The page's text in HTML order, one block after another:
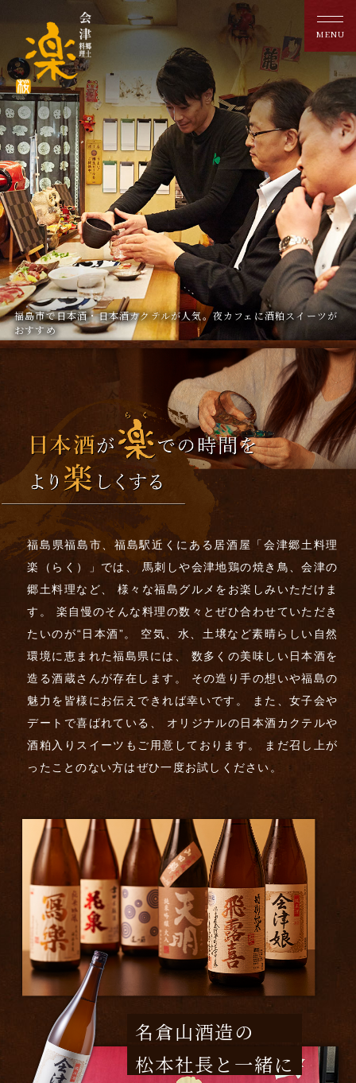
福島市で日本酒・日本酒カクテルが人気。夜カフェに酒粕スイーツが
おすすめ
福島県福島市、福島駅近くにある居酒屋「会津郷土料理
楽（らく）」では、
馬刺しや会津地鶏の焼き鳥、会津の
郷土料理など、
様々な福島グルメをお楽しみいただけま
す。
楽自慢のそんな料理の数々とぜひ合わせていただき
たいのが“日本酒”。
空気、水、土壌など素晴らしい自然
環境に恵まれた福島県には、
数多くの美味しい日本酒を
造る酒蔵さんが存在します。
その造り手の想いや福島の
魅力を皆様にお伝えできれば幸いです。
また、女子会や
デートで喜ばれている、
オリジナルの日本酒カクテルや
酒粕入りスイーツもご用意しております。
まだ召し上が
ったことのない方はぜひ一度お試しください。
名倉山酒造の
松本社長と一緒に